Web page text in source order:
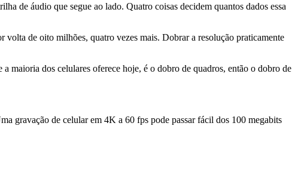
de áudio que segue ao lado. Quatro coisas decidem quantos dados essa
de oito milhões, quatro vezes mais. Dobrar a resolução praticamente
maioria dos celulares oferece hoje, é o dobro de quadros, então o dobro de
gravação de celular em 4K a 60 fps pode passar fácil dos 100 megabits